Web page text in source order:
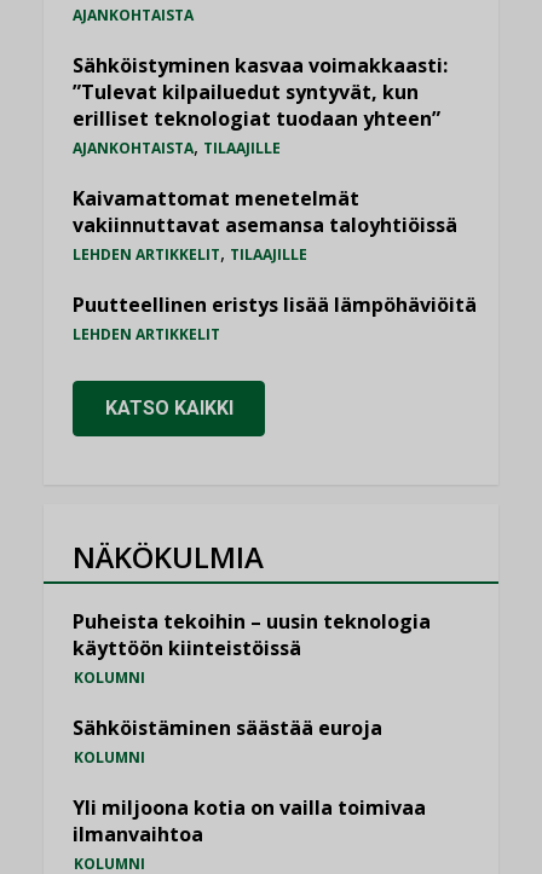
AJANKOHTAISTA
Sähköistyminen kasvaa voimakkaasti:
”Tulevat kilpailuedut syntyvät, kun
erilliset teknologiat tuodaan yhteen”
AJANKOHTAISTA, TILAAJILLE
Kaivamattomat menetelmät
vakiinnuttavat asemansa taloyhtiöissä
LEHDEN ARTIKKELIT, TILAAJILLE
Puutteellinen eristys lisää lämpöhäviöitä
LEHDEN ARTIKKELIT
KATSO KAIKKI
NÄKÖKULMIA
Puheista tekoihin – uusin teknologia
käyttöön kiinteistöissä
KOLUMNI
Sähköistäminen säästää euroja
KOLUMNI
Yli miljoona kotia on vailla toimivaa
ilmanvaihtoa
KOLUMNI